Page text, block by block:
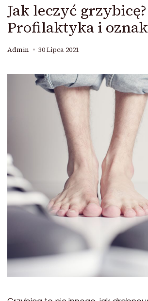
Jak leczyć grzybicę?
Profilaktyka i
Admin 30 Lipca 2021